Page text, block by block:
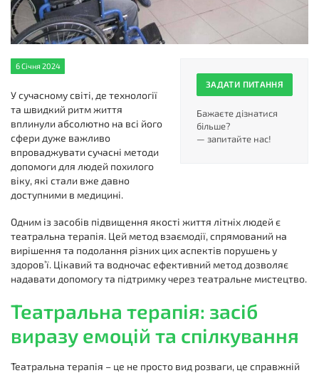
ЗАДАТИ ПИТАННЯ
Бажаєте дізнатися
більше?
— запитайте нас!
6 Січня 2024
У сучасному світі, де технології
та швидкий ритм життя
вплинули абсолютно на всі його
сфери дуже важливо
впроваджувати сучасні методи
допомоги для людей похилого
віку, які стали вже давно
доступними в медицині.
Одним із засобів підвищення якості життя літніх людей є
театральна терапія. Цей метод взаємодії, спрямований на
вирішення та подолання різних цих аспектів порушень у
здоров’ї. Цікавий та водночас ефективний метод дозволяє
надавати допомогу та підтримку через театральне мистецтво.
Театральна терапія: засіб
виразу емоцій та спілкування
Театральна терапія – це не просто вид розваги, це справжній